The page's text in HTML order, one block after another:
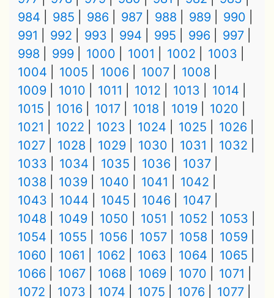
984
985 986 987 988 989
990
991
992 993 994 995 996
997
998
999 1000 1001 1002
1003
1004
1005 1006 1007
1008
1009
1010 1011 1012 1013
1014
1015
1016 1017 1018 1019
1020
1021
1022 1023 1024 1025
1026
1027
1028 1029 1030 1031
1032
1033
1034 1035 1036
1037
1038
1039 1040 1041
1042
1043
1044 1045 1046
1047
1048
1049 1050 1051 1052
1053
1054
1055 1056 1057 1058
1059
1060
1061 1062 1063 1064
1065
1066
1067 1068 1069 1070
1071
1072
1073 1074 1075 1076 1077